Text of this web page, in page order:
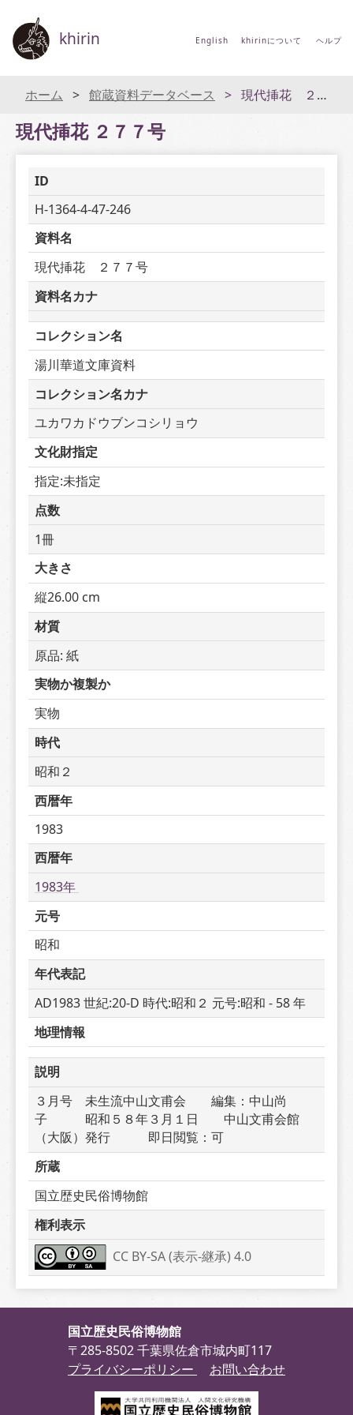
khirin English khirinについて ヘルプ
ホーム 館蔵資料データベース 現代挿花 ２７７号
現代挿花 ２７７号
ID
H-1364-4-47-246
資料名
現代挿花　２７７号
資料名カナ
コレクション名
湯川華道文庫資料
コレクション名カナ
ユカワカドウブンコシリョウ
文化財指定
指定:未指定
点数
1冊
大きさ
縦26.00 cm
材質
原品: 紙
実物か複製か
実物
時代
昭和２
西暦年
1983
西暦年
1983年
元号
昭和
年代表記
AD1983 世紀:20-D 時代:昭和２ 元号:昭和 - 58 年
地理情報
説明
３月号　未生流中山文甫会　　編集：中山尚
子　　　昭和５８年３月１日　　中山文甫会館
（大阪）発行　　　即日閲覧：可
所蔵
国立歴史民俗博物館
権利表示
CC BY-SA (表示-継承) 4.0
国立歴史民俗博物館
〒285-8502 千葉県佐倉市城内町117
プライバシーポリシー
お問い合わせ